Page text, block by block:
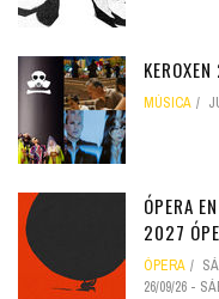
MÚSICA
ÓPERA
2027
ÓPERA
26/09/26 -